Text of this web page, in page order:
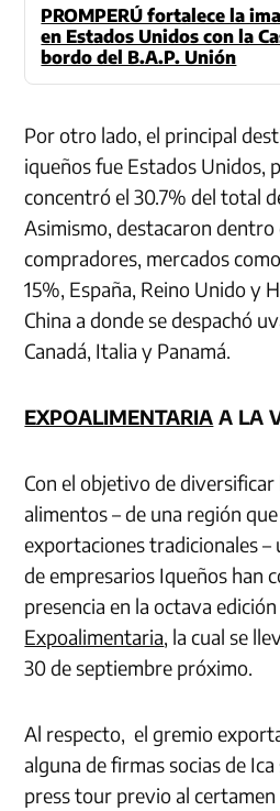
PROMPERÚ fortalece la
en Estados Unidos con la
bordo del B.A.P. Unión
Por otro lado, el principal
iqueños fue Estados Unidos,
concentró el 30.7% del total
Asimismo, destacaron
compradores, mercados
15%, España, Reino Unido y
China a donde se despachó
Canadá, Italia y Panamá.
EXPOALIMENTARIA A LA
Con el objetivo de
alimentos – de una región
exportaciones tradicionales
de empresarios Iqueños han
presencia en la octava edición
Expoalimentaria, la cual se
30 de septiembre próximo.
Al respecto, el gremio
alguna de firmas socias de
press tour previo al